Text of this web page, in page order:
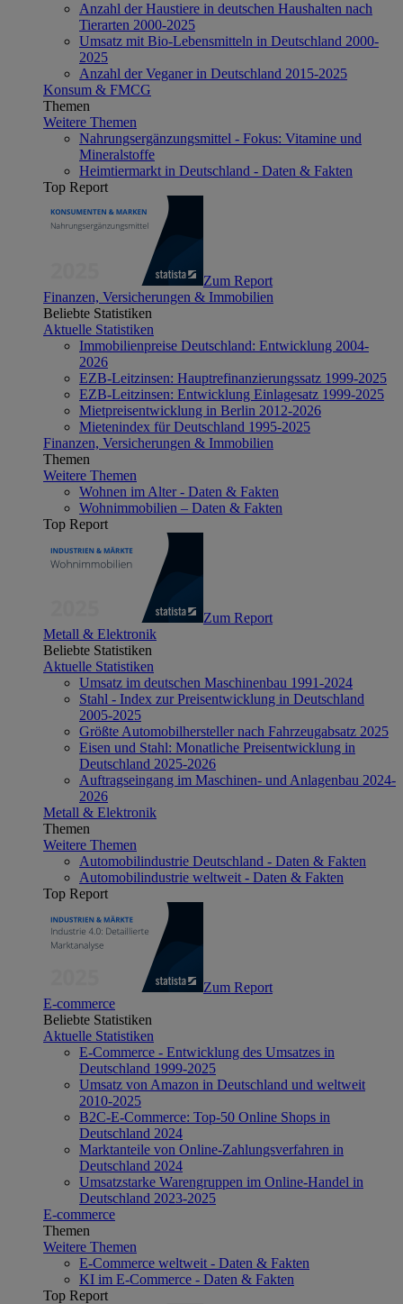
Anzahl der Haustiere in deutschen Haushalten nach
Tierarten 2000-2025
Umsatz mit Bio-Lebensmitteln in Deutschland 2000-
2025
Anzahl der Veganer in Deutschland 2015-2025
Konsum & FMCG
Themen
Weitere Themen
Nahrungsergänzungsmittel - Fokus: Vitamine und
Mineralstoffe
Heimtiermarkt in Deutschland - Daten & Fakten
Top Report
Zum Report
Finanzen, Versicherungen & Immobilien
Beliebte Statistiken
Aktuelle Statistiken
Immobilienpreise Deutschland: Entwicklung 2004-
2026
EZB-Leitzinsen: Hauptrefinanzierungssatz 1999-2025
EZB-Leitzinsen: Entwicklung Einlagesatz 1999-2025
Mietpreisentwicklung in Berlin 2012-2026
Mietenindex für Deutschland 1995-2025
Finanzen, Versicherungen & Immobilien
Themen
Weitere Themen
Wohnen im Alter - Daten & Fakten
Wohnimmobilien – Daten & Fakten
Top Report
Zum Report
Metall & Elektronik
Beliebte Statistiken
Aktuelle Statistiken
Umsatz im deutschen Maschinenbau 1991-2024
Stahl - Index zur Preisentwicklung in Deutschland
2005-2025
Größte Automobilhersteller nach Fahrzeugabsatz 2025
Eisen und Stahl: Monatliche Preisentwicklung in
Deutschland 2025-2026
Auftragseingang im Maschinen- und Anlagenbau 2024-
2026
Metall & Elektronik
Themen
Weitere Themen
Automobilindustrie Deutschland - Daten & Fakten
Automobilindustrie weltweit - Daten & Fakten
Top Report
Zum Report
E-commerce
Beliebte Statistiken
Aktuelle Statistiken
E-Commerce - Entwicklung des Umsatzes in
Deutschland 1999-2025
Umsatz von Amazon in Deutschland und weltweit
2010-2025
B2C-E-Commerce: Top-50 Online Shops in
Deutschland 2024
Marktanteile von Online-Zahlungsverfahren in
Deutschland 2024
Umsatzstarke Warengruppen im Online-Handel in
Deutschland 2023-2025
E-commerce
Themen
Weitere Themen
E-Commerce weltweit - Daten & Fakten
KI im E-Commerce - Daten & Fakten
Top Report